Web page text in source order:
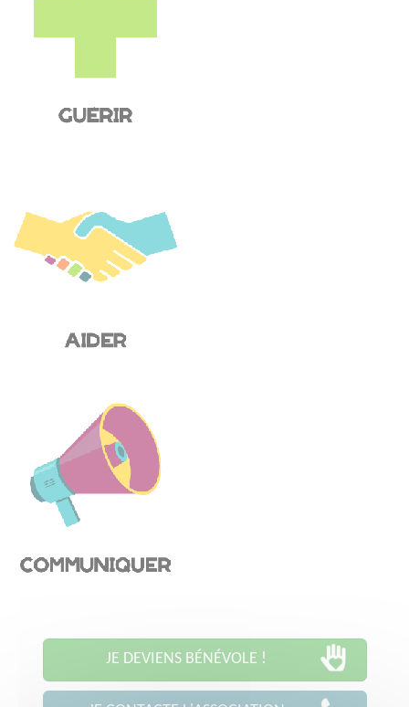
JE DEVIENS BÉNÉVOLE !